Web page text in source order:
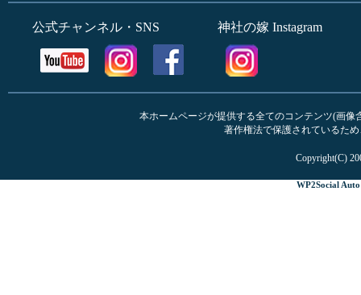
公式チャンネル・SNS 神社の嫁 Instagram
本ホームページが提供する全てのコンテンツ(画
著作権法で保護されているた
Copyright(C)
WP2Social